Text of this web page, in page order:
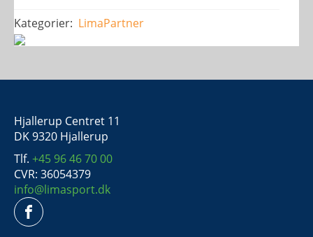
Kategorier: LimaPartner
Hjallerup Centret 11
DK 9320 Hjallerup
Tlf. +45 96 46 70 00
CVR: 36054379
info@limasport.dk